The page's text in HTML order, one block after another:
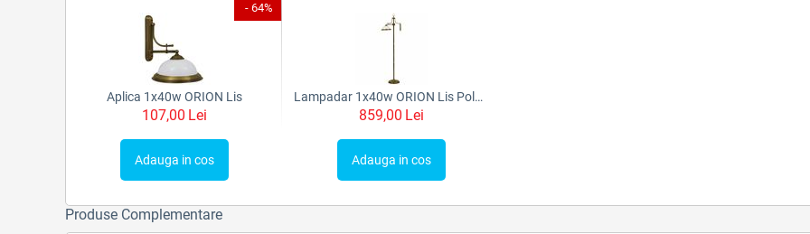
- 64%
Aplica 1x40w ORION Lis
107,00 Lei
Adauga in cos
Lampadar 1x40w ORION Lis Poland
859,00 Lei
Adauga in cos
Produse Complementare